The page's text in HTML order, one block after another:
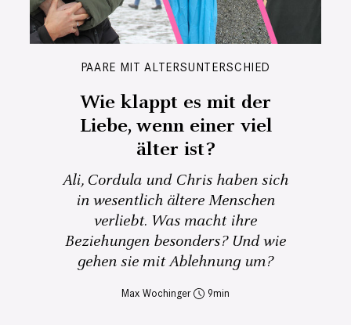
PAARE MIT ALTERSUNTERSCHIED
Wie klappt es mit der
Liebe, wenn einer viel
älter ist?
Ali, Cordula und Chris haben sich
in wesentlich ältere Menschen
verliebt. Was macht ihre
Beziehungen besonders? Und wie
gehen sie mit Ablehnung um?
Max Wochinger 9